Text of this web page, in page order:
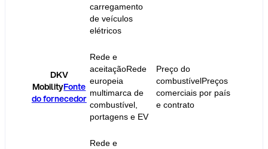
carregamento
de veículos
elétricos
DKV
MobilityFonte
do fornecedor
Rede e
aceitaçãoRede
europeia
multimarca de
combustível,
portagens e EV
Preço do
combustívelPreços
comerciais por país
e contrato
Rede e